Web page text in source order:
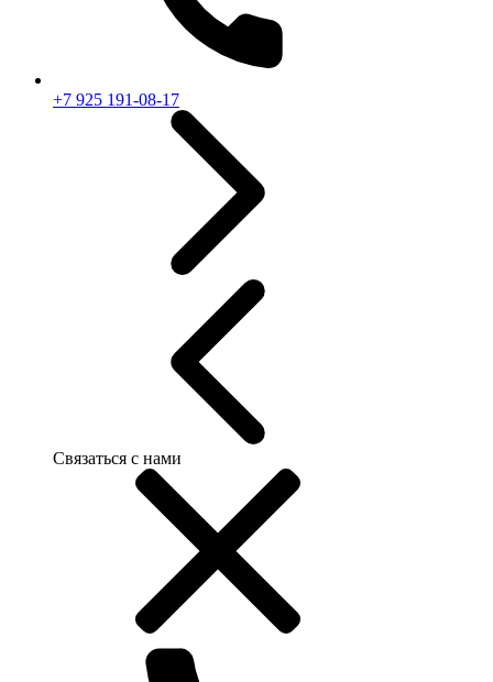
+7 925 191-08-17
Связаться с нами